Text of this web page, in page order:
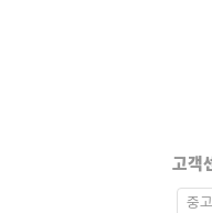
고객
중